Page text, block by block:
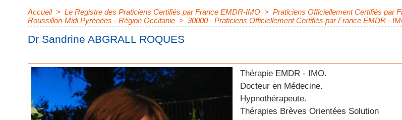
Accueil > Le Registre des Praticiens Certifiés par France EMDR-IMO > Praticiens Officiellement Certifiés par
Roussillon-Midi Pyrénées - Région Occitanie > 30000 - Praticiens Officiellement Certifiés par France EMDR -
Dr Sandrine ABGRALL ROQUES
Thérapie EMDR - IMO.
Docteur en Médecine.
Hypnothérapeute.
Thérapies Brèves Orientées Solution